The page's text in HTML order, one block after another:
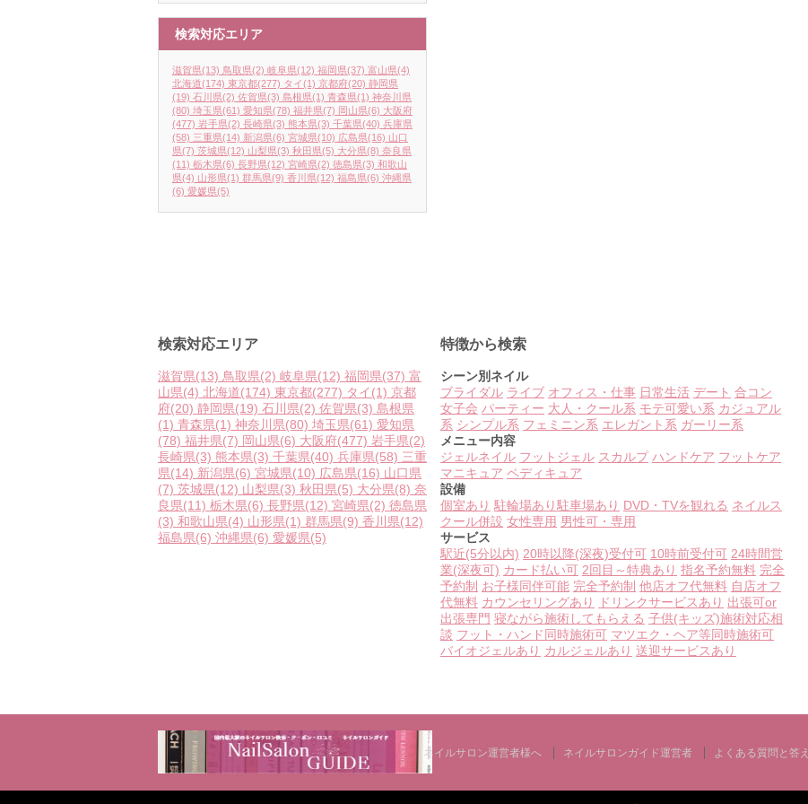
検索対応エリア
滋賀県(13) 鳥取県(2) 岐阜県(12) 福岡県(37) 富山県(4)
北海道(174) 東京都(277) タイ(1) 京都府(20) 静岡県
(19) 石川県(2) 佐賀県(3) 島根県(1) 青森県(1) 神奈川県
(80) 埼玉県(61) 愛知県(78) 福井県(7) 岡山県(6) 大阪府
(477) 岩手県(2) 長崎県(3) 熊本県(3) 千葉県(40) 兵庫県
(58) 三重県(14) 新潟県(6) 宮城県(10) 広島県(16) 山口
県(7) 茨城県(12) 山梨県(3) 秋田県(5) 大分県(8) 奈良県
(11) 栃木県(6) 長野県(12) 宮崎県(2) 徳島県(3) 和歌山
県(4) 山形県(1) 群馬県(9) 香川県(12) 福島県(6) 沖縄県
(6) 愛媛県(5)
検索対応エリア
滋賀県(13) 鳥取県(2) 岐阜県(12) 福岡県(37) 富
山県(4) 北海道(174) 東京都(277) タイ(1) 京都
府(20) 静岡県(19) 石川県(2) 佐賀県(3) 島根県
(1) 青森県(1) 神奈川県(80) 埼玉県(61) 愛知県
(78) 福井県(7) 岡山県(6) 大阪府(477) 岩手県(2)
長崎県(3) 熊本県(3) 千葉県(40) 兵庫県(58) 三重
県(14) 新潟県(6) 宮城県(10) 広島県(16) 山口県
(7) 茨城県(12) 山梨県(3) 秋田県(5) 大分県(8) 奈
良県(11) 栃木県(6) 長野県(12) 宮崎県(2) 徳島県
(3) 和歌山県(4) 山形県(1) 群馬県(9) 香川県(12)
福島県(6) 沖縄県(6) 愛媛県(5)
特徴から検索
シーン別ネイル
ブライダル ライブ オフィス・仕事 日常生活 デート 合コン
女子会 パーティー 大人・クール系 モテ可愛い系 カジュアル
系 シンプル系 フェミニン系 エレガント系 ガーリー系
メニュー内容
ジェルネイル フットジェル スカルプ ハンドケア フットケア
マニキュア ペディキュア
設備
個室あり 駐輪場あり駐車場あり DVD・TVを観れる ネイルス
クール併設 女性専用 男性可・専用
サービス
駅近(5分以内) 20時以降(深夜)受付可 10時前受付可 24時間営
業(深夜可) カード払い可 2回目～特典あり 指名予約無料 完全
予約制 お子様同伴可能 完全予約制 他店オフ代無料 自店オフ
代無料 カウンセリングあり ドリンクサービスあり 出張可or
出張専門 寝ながら施術してもらえる 子供(キッズ)施術対応相
談 フット・ハンド同時施術可 マツエク・ヘア等同時施術可
バイオジェルあり カルジェルあり 送迎サービスあり
ネイルサロン運営者様へ ネイルサロンガイド運営者 よくある質問と答え